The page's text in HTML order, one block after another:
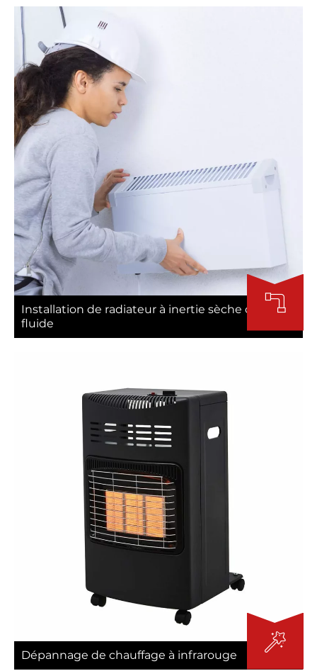
Installation de radiateur à inertie sèche ou à
fluide
Dépannage de chauffage à infrarouge